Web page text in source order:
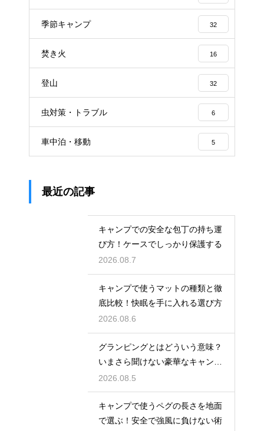
季節キャンプ 32
焚き火 16
登山 32
虫対策・トラブル 6
車中泊・移動 5
最近の記事
キャンプでの安全な包丁の持ち運
び方！ケースでしっかり保護する
2026.08.7
キャンプで使うマットの種類と徹
底比較！快眠を手に入れる選び方
2026.08.6
グランピングとはどういう意味？
いまさら聞けない豪華なキャンプ
術
2026.08.5
キャンプで使うペグの長さを地面
で選ぶ！安全で強風に負けない術